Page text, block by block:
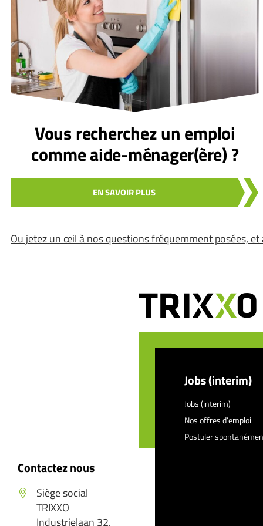
Vous recherchez un emploi
comme aide-ménager(ère) ?
EN SAVOIR PLUS
Ou jetez un œil à nos questions fréquemment posées,
Contactez nous
Siège social
TRIXXO
Industrielaan 32,
Jobs (interim)
Jobs (interim)
Nos offres d’emploi
Postuler